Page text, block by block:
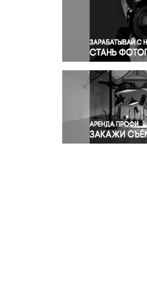
Политика
Правосудие
Религия
Светская
Спорт
Экология
Экономика